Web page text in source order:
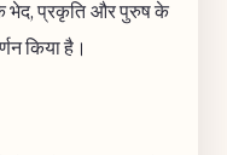
भेद, प्रकृति और पुरुष के
किया है।